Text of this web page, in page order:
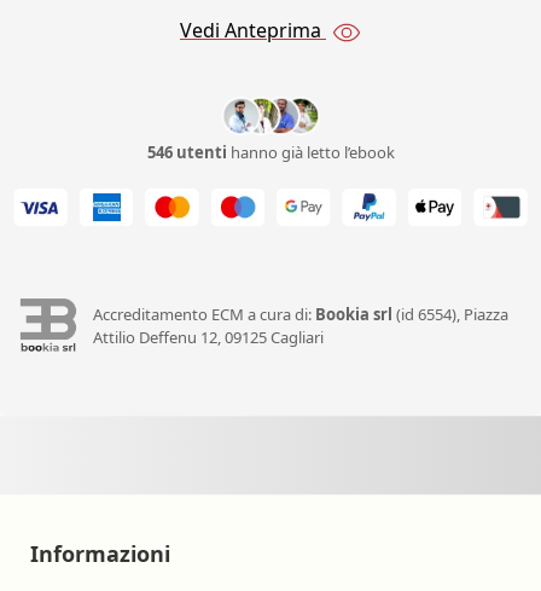
Vedi Anteprima
546 utenti hanno già letto l’ebook
Accreditamento ECM a cura di: Bookia srl (id 6554), Piazza
Attilio Deffenu 12, 09125 Cagliari
Informazioni